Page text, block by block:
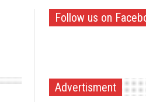
Follow us on
Advertisment